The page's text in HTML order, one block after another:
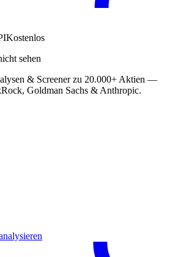
Kostenlos
sehen
& Screener zu 20.000+ Aktien —
Goldman Sachs & Anthropic.